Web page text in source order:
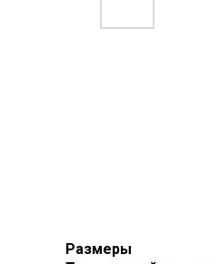
Размеры